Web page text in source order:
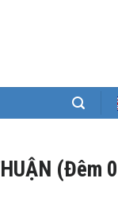
(Đêm